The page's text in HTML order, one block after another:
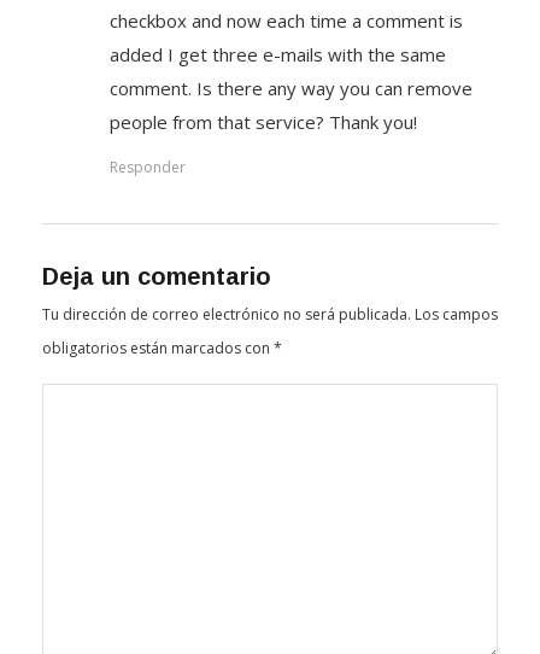
checkbox and now each time a comment is
added I get three e-mails with the same
comment. Is there any way you can remove
people from that service? Thank you!
Responder
Deja un comentario
Tu dirección de correo electrónico no será publicada. Los campos
obligatorios están marcados con *